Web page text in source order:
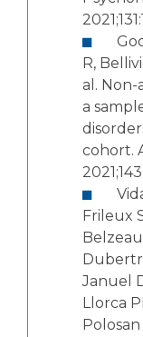
R,
al. Non-
a
cohort.
Frileux
Januel
Llorca